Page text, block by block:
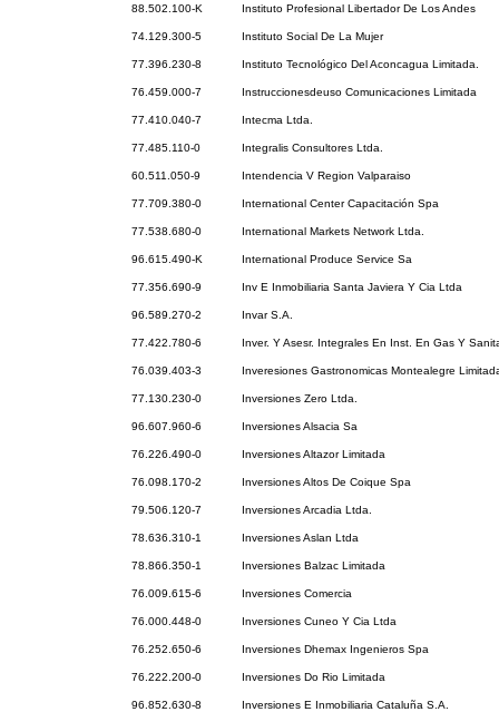
88.502.100-K Instituto Profesional Libertador De Los Andes
74.129.300-5 Instituto Social De La Mujer
77.396.230-8 Instituto Tecnológico Del Aconcagua Limitada.
76.459.000-7 Instruccionesdeuso Comunicaciones Limitada
77.410.040-7 Intecma Ltda.
77.485.110-0 Integralis Consultores Ltda.
60.511.050-9 Intendencia V Region Valparaiso
77.709.380-0 International Center Capacitación Spa
77.538.680-0 International Markets Network Ltda.
96.615.490-K International Produce Service Sa
77.356.690-9 Inv E Inmobiliaria Santa Javiera Y Cia Ltda
96.589.270-2 Invar S.A.
77.422.780-6 Inver. Y Asesr. Integrales En Inst. En Gas Y
76.039.403-3 Inveresiones Gastronomicas Montealegre
77.130.230-0 Inversiones Zero Ltda.
96.607.960-6 Inversiones Alsacia Sa
76.226.490-0 Inversiones Altazor Limitada
76.098.170-2 Inversiones Altos De Coique Spa
79.506.120-7 Inversiones Arcadia Ltda.
78.636.310-1 Inversiones Aslan Ltda
78.866.350-1 Inversiones Balzac Limitada
76.009.615-6 Inversiones Comercia
76.000.448-0 Inversiones Cuneo Y Cia Ltda
76.252.650-6 Inversiones Dhemax Ingenieros Spa
76.222.200-0 Inversiones Do Rio Limitada
96.852.630-8 Inversiones E Inmobiliaria Cataluña S.A.